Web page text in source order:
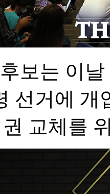
보는 이
선거에 개
교체를